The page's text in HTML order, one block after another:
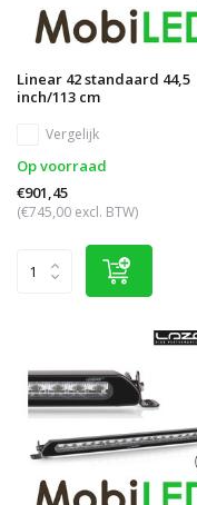
Linear 42 standaard 44,5
inch/113 cm
Vergelijk
Op voorraad
€901,45
(€745,00 excl. BTW)